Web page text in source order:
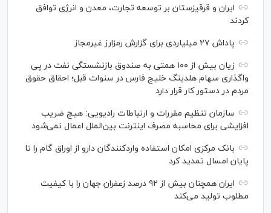
ایران و قرقیزستان بر توسعه تجارت، معدن و انرژی توافق
کردند
پاداش ۲۷ میلیاردی برای گزارش رمزارز غیرمجاز
زیان بیش از ۱۰۰ همتی به صندوق بازنشستگی نفت در پی
واگذاری سهام هلدینگ خلیج فارس در سنوات قبل؛ احقاق حقوق
مردم در دستور کار قرار دارد
سازمان تنظیم مقررات و ارتباطات رادیویی: هیچ ضریب
افزایشی برای محاسبه مصرف اینترنت بین‌الملل اعمال نمی‌شود
بانک مرکزی امکان استفاده واردکنندگان دارو از اوراق گام را تا
پایان امسال تمدید کرد
ایران همچنان بیش از ۹۲ درصد زعفران جهان را با کیفیت
مطلوب تولید می‌کند